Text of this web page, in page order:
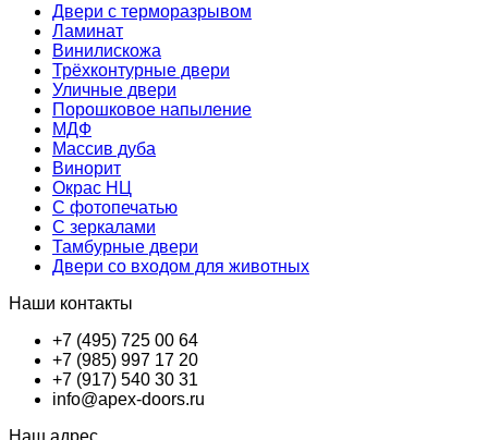
Двери с терморазрывом
Ламинат
Винилискожа
Трёхконтурные двери
Уличные двери
Порошковое напыление
МДФ
Массив дуба
Винорит
Окрас НЦ
С фотопечатью
С зеркалами
Тамбурные двери
Двери со входом для животных
Наши контакты
+7 (495) 725 00 64
+7 (985) 997 17 20
+7 (917) 540 30 31
info@apex-doors.ru
Наш адрес